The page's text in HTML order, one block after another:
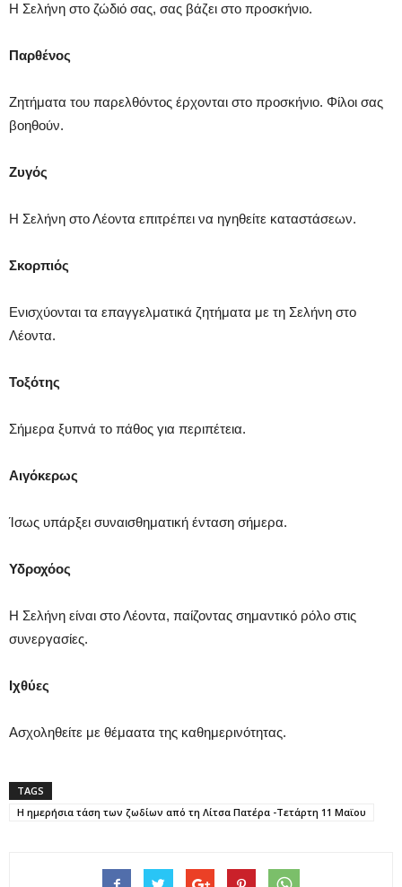
Η Σελήνη στο ζώδιό σας, σας βάζει στο προσκήνιο.
Παρθένος
Ζητήματα του παρελθόντος έρχονται στο προσκήνιο. Φίλοι σας
βοηθούν.
Ζυγός
Η Σελήνη στο Λέοντα επιτρέπει να ηγηθείτε καταστάσεων.
Σκορπιός
Ενισχύονται τα επαγγελματικά ζητήματα με τη Σελήνη στο
Λέοντα.
Τοξότης
Σήμερα ξυπνά το πάθος για περιπέτεια.
Αιγόκερως
Ίσως υπάρξει συναισθηματική ένταση σήμερα.
Υδροχόος
Η Σελήνη είναι στο Λέοντα, παίζοντας σημαντικό ρόλο στις
συνεργασίες.
Ιχθύες
Ασχοληθείτε με θέμαατα της καθημερινότητας.
TAGS
H ημερήσια τάση των ζωδίων από τη Λίτσα Πατέρα -Τετάρτη 11 Μαϊου